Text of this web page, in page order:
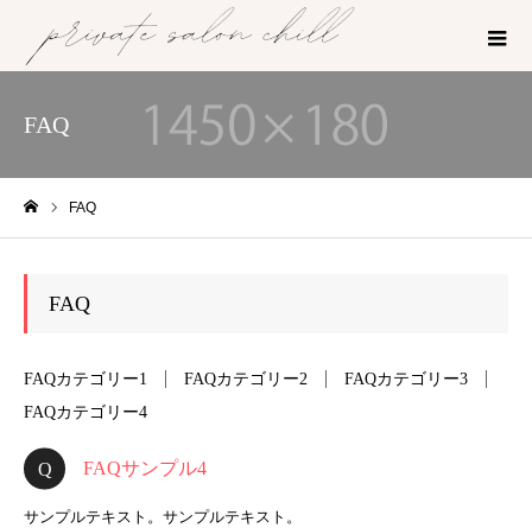
FAQ
FAQ
FAQ
FAQカテゴリー1 FAQカテゴリー2
FAQカテゴリー3
FAQカテゴリー4
FAQサンプル4
サンプルテキスト。サンプルテキスト。